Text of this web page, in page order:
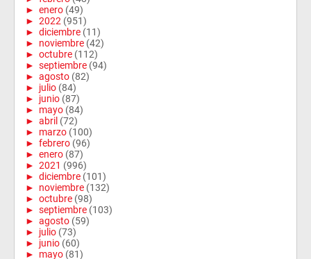
► enero (49)
► 2022 (951)
► diciembre (11)
► noviembre (42)
► octubre (112)
► septiembre (94)
► agosto (82)
► julio (84)
► junio (87)
► mayo (84)
► abril (72)
► marzo (100)
► febrero (96)
► enero (87)
► 2021 (996)
► diciembre (101)
► noviembre (132)
► octubre (98)
► septiembre (103)
► agosto (59)
► julio (73)
► junio (60)
► mayo (81)